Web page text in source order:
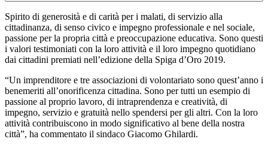
Spirito di generosità e di carità per i malati, di servizio alla
cittadinanza, di senso civico e impegno professionale e nel sociale,
passione per la propria città e preoccupazione educativa. Sono questi
i valori testimoniati con la loro attività e il loro impegno quotidiano
dai cittadini premiati nell’edizione della Spiga d’Oro 2019.
“Un imprenditore e tre associazioni di volontariato sono quest’anno i
benemeriti all’onorificenza cittadina. Sono per tutti un esempio di
passione al proprio lavoro, di intraprendenza e creatività, di
impegno, servizio e gratuità nello spendersi per gli altri. Con la loro
attività contribuiscono in modo significativo al bene della nostra
città”, ha commentato il sindaco Giacomo Ghilardi.